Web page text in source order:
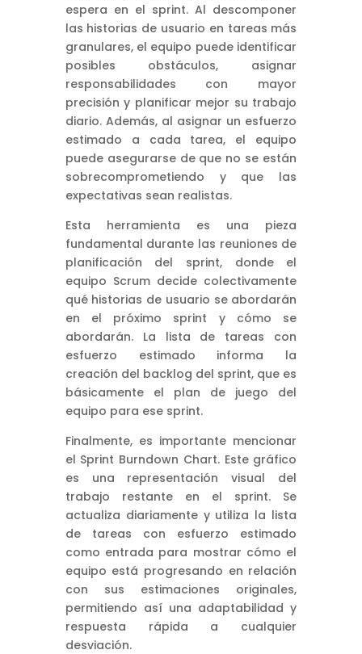
espera en el sprint. Al descomponer
las historias de usuario en tareas más
granulares, el equipo puede identificar
posibles obstáculos, asignar
responsabilidades con mayor
precisión y planificar mejor su trabajo
diario. Además, al asignar un esfuerzo
estimado a cada tarea, el equipo
puede asegurarse de que no se están
sobrecomprometiendo y que las
expectativas sean realistas.
Esta herramienta es una pieza
fundamental durante las reuniones de
planificación del sprint, donde el
equipo Scrum decide colectivamente
qué historias de usuario se abordarán
en el próximo sprint y cómo se
abordarán. La lista de tareas con
esfuerzo estimado informa la
creación del backlog del sprint, que es
básicamente el plan de juego del
equipo para ese sprint.
Finalmente, es importante mencionar
el Sprint Burndown Chart. Este gráfico
es una representación visual del
trabajo restante en el sprint. Se
actualiza diariamente y utiliza la lista
de tareas con esfuerzo estimado
como entrada para mostrar cómo el
equipo está progresando en relación
con sus estimaciones originales,
permitiendo así una adaptabilidad y
respuesta rápida a cualquier
desviación.